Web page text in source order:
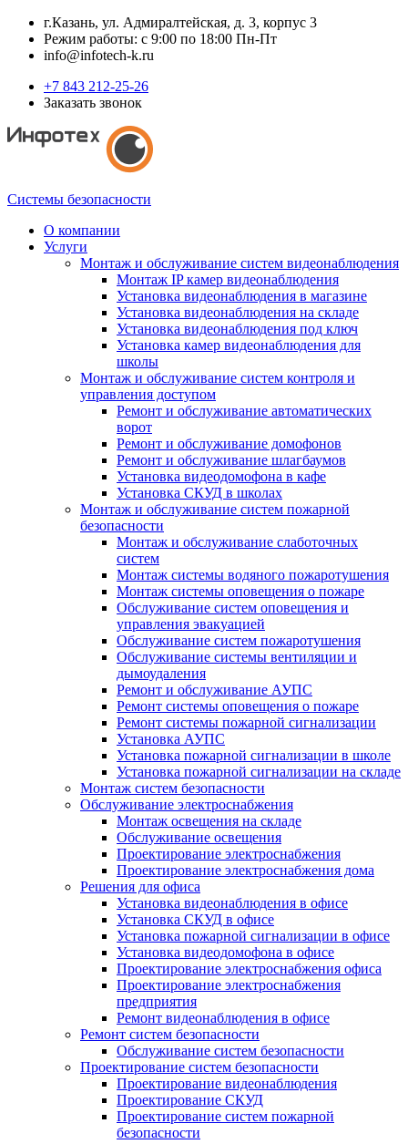
г.Казань, ул. Адмиралтейская, д. 3, корпус 3
Режим работы: с 9:00 по 18:00 Пн-Пт
info@infotech-k.ru
+7 843 212-25-26
Заказать звонок
Системы безопасности
О компании
Услуги
Монтаж и обслуживание систем видеонаблюдения
Монтаж IP камер видеонаблюдения
Установка видеонаблюдения в магазине
Установка видеонаблюдения на складе
Установка видеонаблюдения под ключ
Установка камер видеонаблюдения для
школы
Монтаж и обслуживание систем контроля и
управления доступом
Ремонт и обслуживание автоматических
ворот
Ремонт и обслуживание домофонов
Ремонт и обслуживание шлагбаумов
Установка видеодомофона в кафе
Установка СКУД в школах
Монтаж и обслуживание систем пожарной
безопасности
Монтаж и обслуживание слаботочных
систем
Монтаж системы водяного пожаротушения
Монтаж системы оповещения о пожаре
Обслуживание систем оповещения и
управления эвакуацией
Обслуживание систем пожаротушения
Обслуживание системы вентиляции и
дымоудаления
Ремонт и обслуживание АУПС
Ремонт системы оповещения о пожаре
Ремонт системы пожарной сигнализации
Установка АУПС
Установка пожарной сигнализации в школе
Установка пожарной сигнализации на складе
Монтаж систем безопасности
Обслуживание электроснабжения
Монтаж освещения на складе
Обслуживание освещения
Проектирование электроснабжения
Проектирование электроснабжения дома
Решения для офиса
Установка видеонаблюдения в офисе
Установка СКУД в офисе
Установка пожарной сигнализации в офисе
Установка видеодомофона в офисе
Проектирование электроснабжения офиса
Проектирование электроснабжения
предприятия
Ремонт видеонаблюдения в офисе
Ремонт систем безопасности
Обслуживание систем безопасности
Проектирование систем безопасности
Проектирование видеонаблюдения
Проектирование СКУД
Проектирование систем пожарной
безопасности